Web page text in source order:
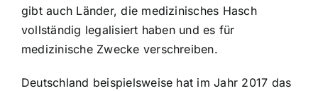
gibt auch Länder, die medizinisches Hasch
vollständig legalisiert haben und es für
medizinische Zwecke verschreiben.
Deutschland beispielsweise hat im Jahr 2017 das